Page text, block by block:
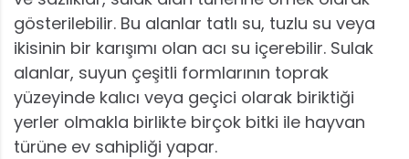
gösterilebilir. Bu alanlar tatlı su, tuzlu su veya
ikisinin bir karışımı olan acı su içerebilir. Sulak
alanlar, suyun çeşitli formlarının toprak
yüzeyinde kalıcı veya geçici olarak biriktiği
yerler olmakla birlikte birçok bitki ile hayvan
türüne ev sahipliği yapar.